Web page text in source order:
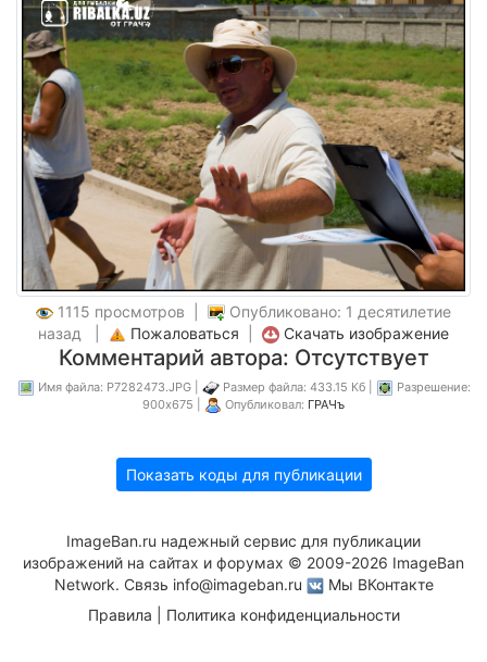
1115 просмотров |
Опубликовано: 1 десятилетие
назад |
Пожаловаться Скачать изображение
Комментарий автора: Отсутствует
Имя файла: P7282473.JPG | Размер файла: 433.15 Кб |
Разрешение:
900x675 |
Опубликовал: ГРАЧъ
Показать коды для публикации
ImageBan.ru надежный сервис для публикации
изображений на сайтах и форумах © 2009-2026 ImageBan
Network. Связь info@imageban.ru
Мы ВКонтакте
Правила
Политика конфиденциальности